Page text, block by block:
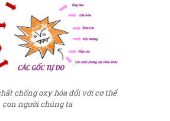
chống oxy hóa đối với cơ thể
con người chúng ta